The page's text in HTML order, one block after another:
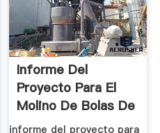
Informe Del
Proyecto Para El
Molino De Bolas De
Cuarzo
informe del proyecto para